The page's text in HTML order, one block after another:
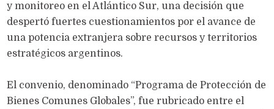
y monitoreo en el Atlántico Sur, una decisión que
despertó fuertes cuestionamientos por el avance de
una potencia extranjera sobre recursos y territorios
estratégicos argentinos.
El convenio, denominado “Programa de Protección de
Bienes Comunes Globales”, fue rubricado entre el